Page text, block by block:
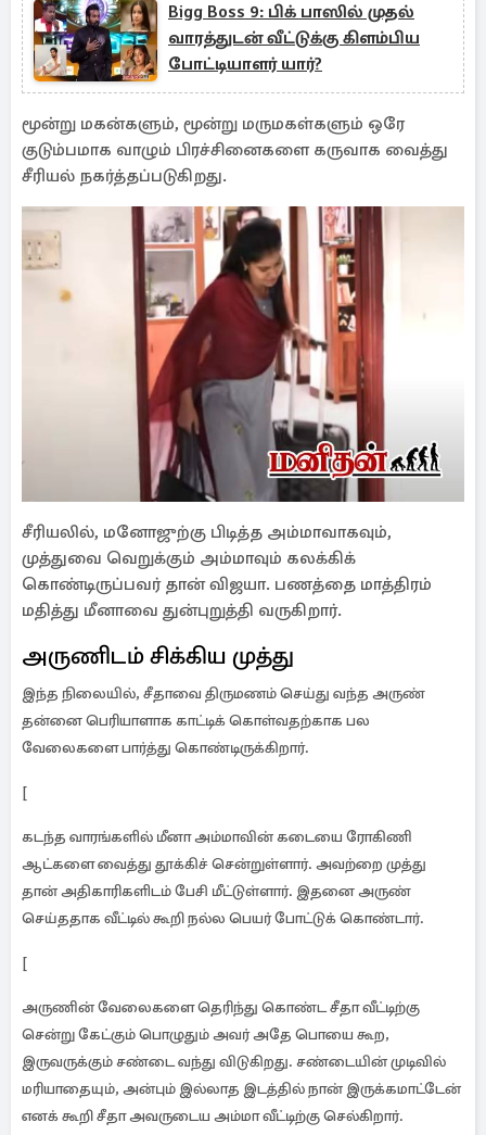
Bigg Boss 9: பிக் பாஸில் முதல்
வாரத்துடன் வீட்டுக்கு கிளம்பிய
போட்டியாளர் யார்?
மூன்று மகன்களும், மூன்று மருமகள்களும் ஒரே
குடும்பமாக வாழும் பிரச்சினைகளை கருவாக வைத்து
சீரியல் நகர்த்தப்படுகிறது.
சீரியலில், மனோஜுற்கு பிடித்த அம்மாவாகவும்,
முத்துவை வெறுக்கும் அம்மாவும் கலக்கிக்
கொண்டிருப்பவர் தான் விஜயா. பணத்தை மாத்திரம்
மதித்து மீனாவை துன்புறுத்தி வருகிறார்.
அருணிடம் சிக்கிய முத்து
இந்த நிலையில், சீதாவை திருமணம் செய்து வந்த அருண்
தன்னை பெரியாளாக காட்டிக் கொள்வதற்காக பல
வேலைகளை பார்த்து கொண்டிருக்கிறார்.
[
கடந்த வாரங்களில் மீனா அம்மாவின் கடையை ரோகிணி
ஆட்களை வைத்து தூக்கிச் சென்றுள்ளார். அவற்றை முத்து
தான் அதிகாரிகளிடம் பேசி மீட்டுள்ளார். இதனை அருண்
செய்ததாக வீட்டில் கூறி நல்ல பெயர் போட்டுக் கொண்டார்.
[
அருணின் வேலைகளை தெரிந்து கொண்ட சீதா வீட்டிற்கு
சென்று கேட்கும் பொழுதும் அவர் அதே பொயை கூற,
இருவருக்கும் சண்டை வந்து விடுகிறது. சண்டையின் முடிவில்
மரியாதையும், அன்பும் இல்லாத இடத்தில் நான் இருக்கமாட்டேன்
எனக் கூறி சீதா அவருடைய அம்மா வீட்டிற்கு செல்கிறார்.